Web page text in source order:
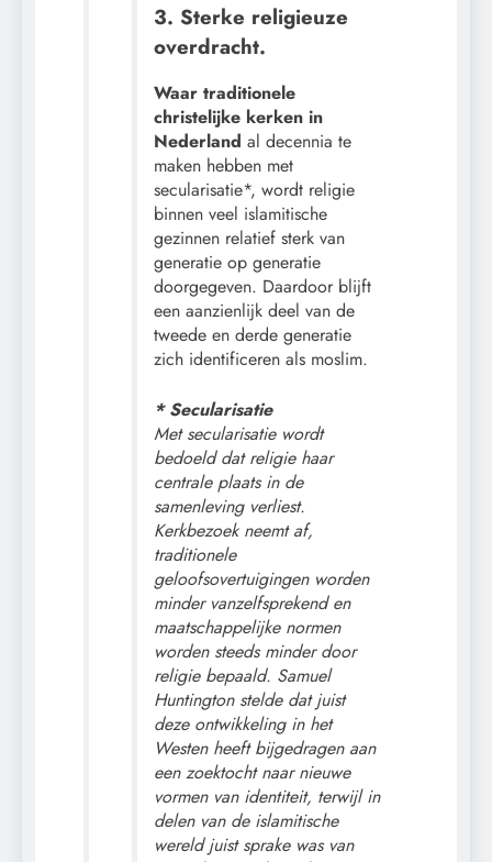
3. Sterke religieuze
overdracht.
Waar traditionele
christelijke kerken in
Nederland al decennia te
maken hebben met
secularisatie*, wordt religie
binnen veel islamitische
gezinnen relatief sterk van
generatie op generatie
doorgegeven. Daardoor blijft
een aanzienlijk deel van de
tweede en derde generatie
zich identificeren als moslim.
* Secularisatie
Met secularisatie wordt
bedoeld dat religie haar
centrale plaats in de
samenleving verliest.
Kerkbezoek neemt af,
traditionele
geloofsovertuigingen worden
minder vanzelfsprekend en
maatschappelijke normen
worden steeds minder door
religie bepaald. Samuel
Huntington stelde dat juist
deze ontwikkeling in het
Westen heeft bijgedragen aan
een zoektocht naar nieuwe
vormen van identiteit, terwijl in
delen van de islamitische
wereld juist sprake was van